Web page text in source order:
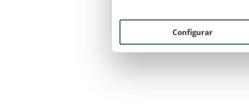
Configurar